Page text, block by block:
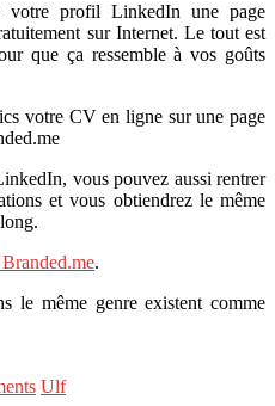
profil LinkedIn une page
sur Internet. Le tout est
que ça ressemble à vos goûts
votre CV en ligne sur une page
vous pouvez aussi rentrer
et vous obtiendrez le même
.
le même genre existent comme
Ulf